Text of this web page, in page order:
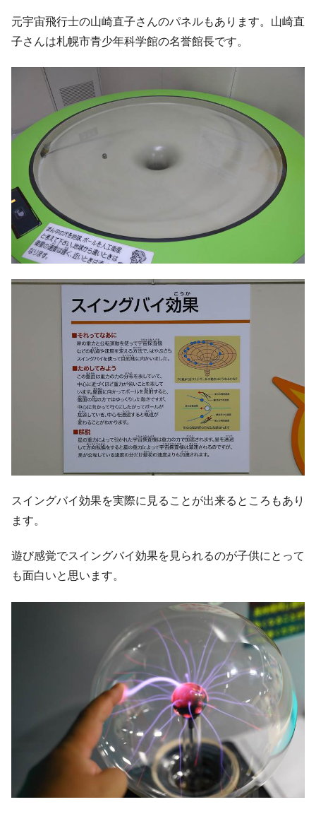
元宇宙飛行士の山崎直子さんのパネルもあります。山崎直
子さんは札幌市青少年科学館の名誉館長です。
スイングバイ効果を実際に見ることが出来るところもあり
ます。
遊び感覚でスイングバイ効果を見られるのが子供にとって
も面白いと思います。